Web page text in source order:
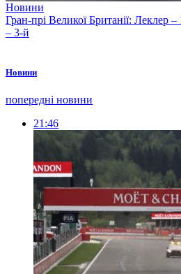
Новини
Гран-прі Великої Британії: Леклер
– 3-й
Новини
попередні новини
21:46